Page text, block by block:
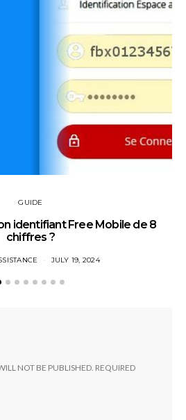
GUIDE
identifiant Free Mobile de 8
chiffres ?
JULY 19, 2024
NOT BE PUBLISHED. REQUIRED